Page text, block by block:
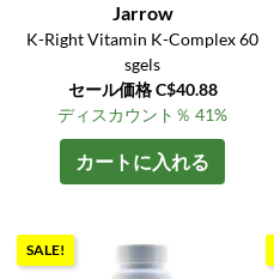
Jarrow
K-Right Vitamin K-Complex 60
sgels
セール価格 C$40.88
ディスカウント％ 41%
カートに入れる
SALE!